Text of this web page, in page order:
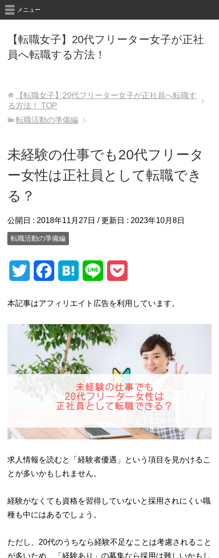
【転職女子】20代フリーター女子が正社
員へ転職する方法！
メニュー
【転職女子】20代フリーター女子が正社員へ転職す
る方法！
TOP
転職活動の準備編
未経験の仕事でも20代フリータ
ー女性は正社員として転職でき
る？
公開日 : 2018年11月27日 / 更新日 : 2023年10月8日
転職活動の準備編
t
e
e
b
o
e
n
a
e
t
本記事はアフィリエイト広告を利用しています。
求人情報を読むと「経験者優遇」という項目を見かけるこ
とが多いかもしれません。
経験がなくても資格を習得していないと採用されにくい職
種も中にはあるでしょう。
ただし、20代のうちなら経験不足なことは考慮されること
が多いため、「経験あり」の募集なら採用は難しいかもし